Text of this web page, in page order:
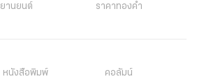
ยานยนต์
ราคาทองคำ
หนังสือพิมพ์
คอลัมน์